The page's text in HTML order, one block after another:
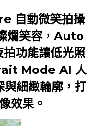
自動微笑拍攝
爛笑容，Auto
功能讓低光照
Mode AI 人
與細緻輪廓，打
效果。